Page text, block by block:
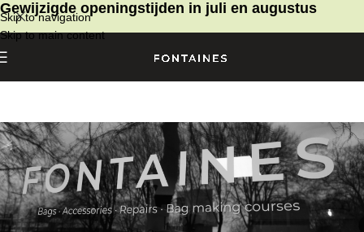
Skip to navigation
Skip to main content
Gewijzigde openingstijden in juli en augustus